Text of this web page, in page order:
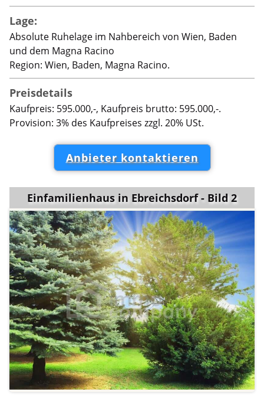
Lage:
Absolute Ruhelage im Nahbereich von Wien, Baden
und dem Magna Racino
Region: Wien, Baden, Magna Racino.
Preisdetails
Kaufpreis: 595.000,-, Kaufpreis brutto: 595.000,-.
Provision: 3% des Kaufpreises zzgl. 20% USt.
Anbieter kontaktieren
Einfamilienhaus in Ebreichsdorf - Bild 2